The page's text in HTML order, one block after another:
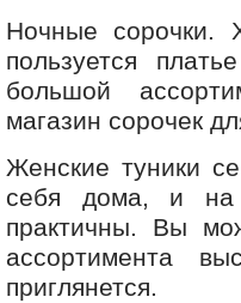
Ночные сорочки.
пользуется
большой
магазин сорочек
Женские туники
себя дома, и на
практичны. Вы
ассортимента
приглянется.